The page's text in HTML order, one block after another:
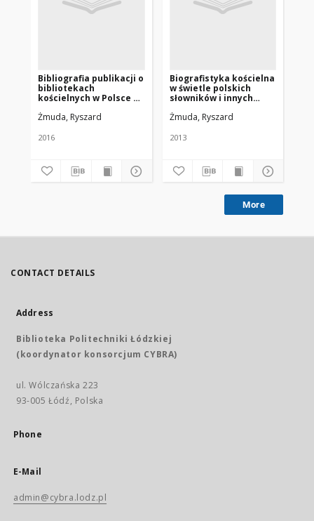
Bibliografia publikacji o
bibliotekach
kościelnych w Polsce za
Żmuda, Ryszard
2016
Biografistyka kościelna
w świetle polskich
słowników i innych
Żmuda, Ryszard
2013
More
CONTACT DETAILS
Address
Biblioteka Politechniki Łódzkiej
(koordynator konsorcjum CYBRA)
ul. Wólczańska 223
93-005 Łódź, Polska
Phone
E-Mail
admin@cybra.lodz.pl